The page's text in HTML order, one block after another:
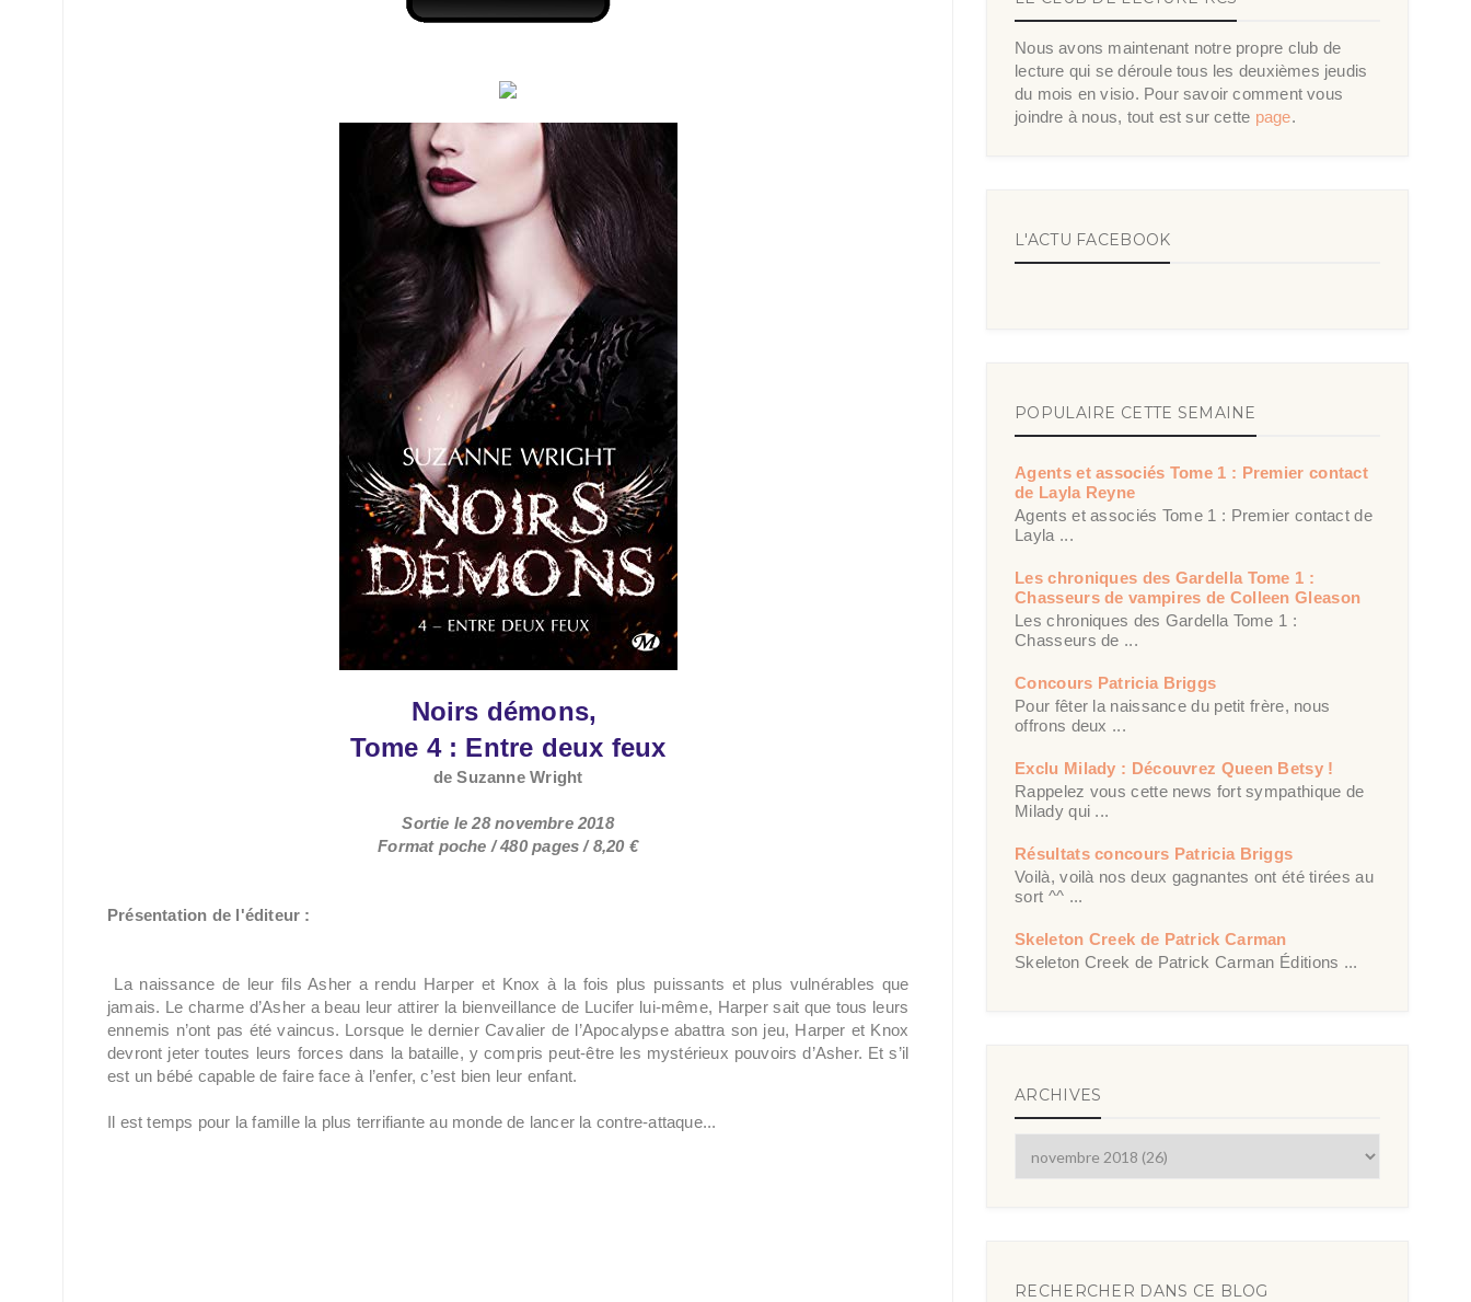
Noirs démons,
Tome 4 : Entre deux feux
de Suzanne Wright
Sortie le 28 novembre 2018
Format poche / 480 pages / 8,20 €
Présentation de l'éditeur :
La naissance de leur fils Asher a rendu Harper et Knox à la fois plus puissants et plus vulnérables que
jamais. Le charme d’Asher a beau leur attirer la bienveillance de Lucifer lui-même, Harper sait que tous leurs
ennemis n’ont pas été vaincus. Lorsque le dernier Cavalier de l’Apocalypse abattra son jeu, Harper et Knox
devront jeter toutes leurs forces dans la bataille, y compris peut-être les mystérieux pouvoirs d’Asher. Et s’il
est un bébé capable de faire face à l’enfer, c’est bien leur enfant.
Il est temps pour la famille la plus terrifiante au monde de lancer la contre-attaque...
Nous avons maintenant notre propre club de
lecture qui se déroule tous les deuxièmes jeudis
du mois en visio. Pour savoir comment vous
joindre à nous, tout est sur cette page.
L'ACTU FACEBOOK
POPULAIRE CETTE SEMAINE
Agents et associés Tome 1 : Premier contact
de Layla Reyne
Agents et associés Tome 1 : Premier contact de
Layla ...
Les chroniques des Gardella Tome 1 :
Chasseurs de vampires de Colleen Gleason
Les chroniques des Gardella Tome 1 :
Chasseurs de ...
Concours Patricia Briggs
Pour fêter la naissance du petit frère, nous
offrons deux ...
Exclu Milady : Découvrez Queen Betsy !
Rappelez vous cette news fort sympathique de
Milady qui ...
Résultats concours Patricia Briggs
Voilà, voilà nos deux gagnantes ont été tirées au
sort ^^ ...
Skeleton Creek de Patrick Carman
Skeleton Creek de Patrick Carman Éditions ...
ARCHIVES
RECHERCHER DANS CE BLOG